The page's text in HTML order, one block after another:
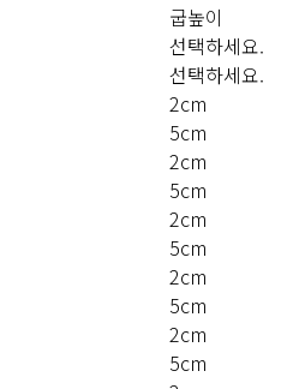
굽높이
선택하세요.
선택하세요.
2cm
5cm
2cm
5cm
2cm
5cm
2cm
5cm
2cm
5cm